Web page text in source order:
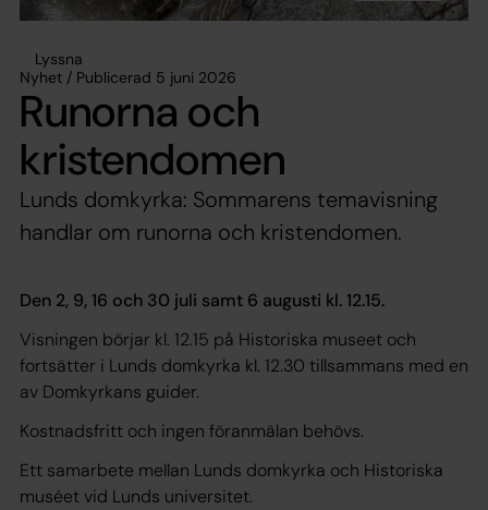
Lyssna
Nyhet / Publicerad 5 juni 2026
Runorna och
kristendomen
Lunds domkyrka: Sommarens temavisning
handlar om runorna och kristendomen.
Den 2, 9, 16 och 30 juli samt 6 augusti kl. 12.15.
Visningen börjar kl. 12.15 på Historiska museet och
fortsätter i Lunds domkyrka kl. 12.30 tillsammans med en
av Domkyrkans guider.
Kostnadsfritt och ingen föranmälan behövs.
Ett samarbete mellan Lunds domkyrka och Historiska
muséet vid Lunds universitet.